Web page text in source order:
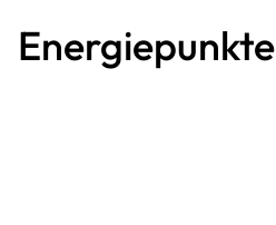
Energiepunkte